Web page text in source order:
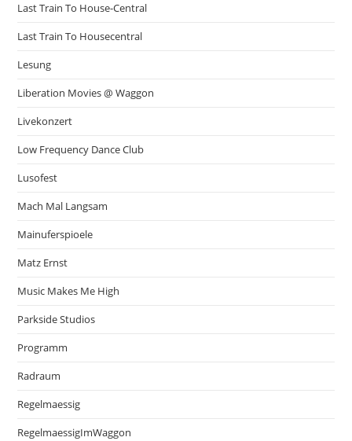
Last Train To House-Central
Last Train To Housecentral
Lesung
Liberation Movies @ Waggon
Livekonzert
Low Frequency Dance Club
Lusofest
Mach Mal Langsam
Mainuferspioele
Matz Ernst
Music Makes Me High
Parkside Studios
Programm
Radraum
Regelmaessig
RegelmaessigImWaggon